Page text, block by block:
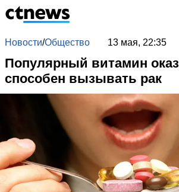
Новости/Общество 13 мая, 22:35
Популярный витамин
способен вызывать рак